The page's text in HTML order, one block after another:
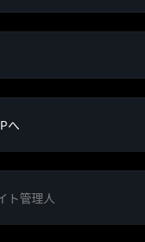
へ
ト管理人